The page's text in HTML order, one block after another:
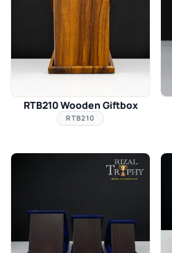
RTB210 Wooden Giftbox
RTB210